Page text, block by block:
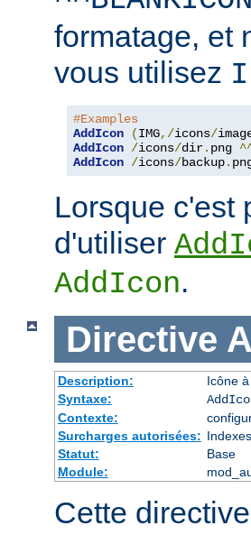
formatage, et
vous utilisez
#Examples
AddIcon
(IMG,/icons/
AddIcon /icons/dir. png
AddIcon /icons/backup.
Lorsque c'est
d'utiliser
AddIcon.
Directive
Description:
Icône
Syntaxe:
Contexte:
Surcharges autorisées: Indexes
Statut:
Base
Module:
Cette